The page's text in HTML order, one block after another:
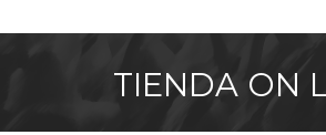
TIENDA ON